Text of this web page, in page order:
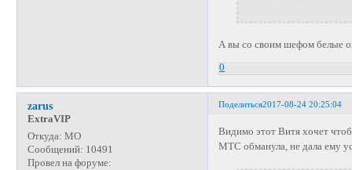
А вы со своим шефом белые
0
Поделиться2017-08-24 20:25:04
zarus
ExtraVIP
Откуда: МО
Сообщений: 10491
Провел на форуме:
Видимо этот Витя хочет
МТС обманула, не дала ему